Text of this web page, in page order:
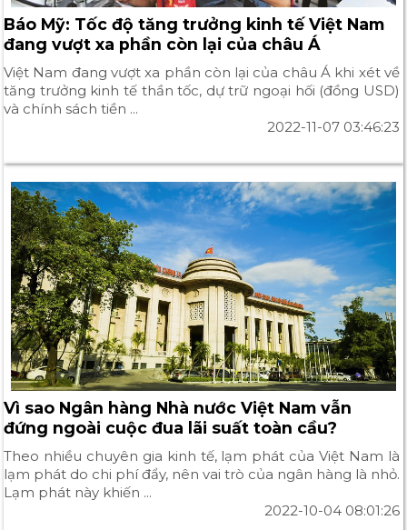
Báo Mỹ: Tốc độ tăng trưởng kinh tế Việt Nam
đang vượt xa phần còn lại của châu Á
Việt Nam đang vượt xa phần còn lại của châu Á khi xét về
tăng trưởng kinh tế thần tốc, dự trữ ngoại hối (đồng USD)
và chính sách tiền ...
2022-11-07 03:46:23
Vì sao Ngân hàng Nhà nước Việt Nam vẫn
đứng ngoài cuộc đua lãi suất toàn cầu?
Theo nhiều chuyên gia kinh tế, lạm phát của Việt Nam là
lạm phát do chi phí đẩy, nên vai trò của ngân hàng là nhỏ.
Lạm phát này khiến ...
2022-10-04 08:01:26